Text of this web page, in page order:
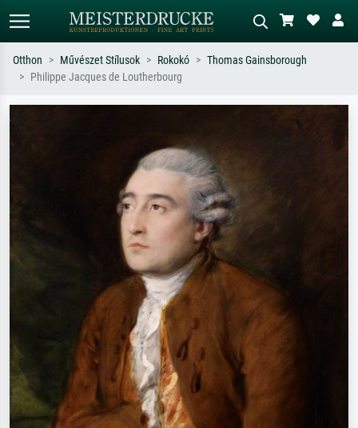
impresszionizmus, Hokusai-hullám,
Otthon Művészet Stílusok Rokokó
Thomas Gainsborough
Philippe Jacques de Loutherbourg